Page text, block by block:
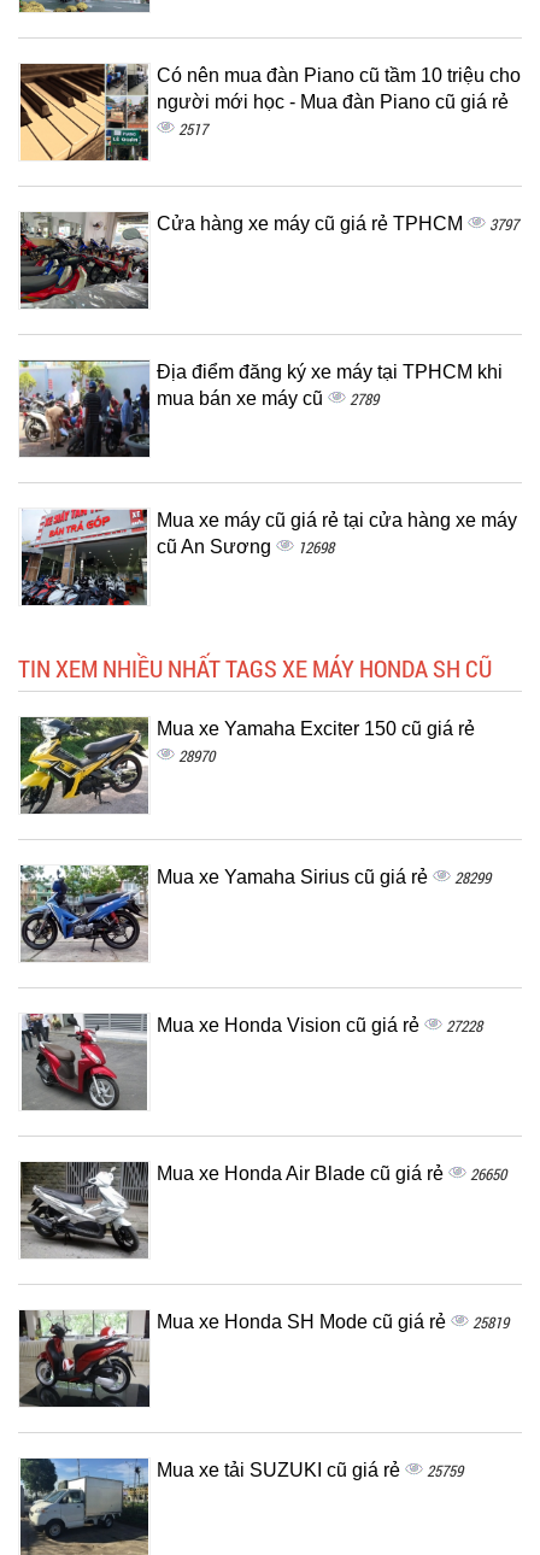
Có nên mua đàn Piano cũ tầm 10 triệu cho
người mới học - Mua đàn Piano cũ giá rẻ
2517
Cửa hàng xe máy cũ giá rẻ TPHCM 3797
Địa điểm đăng ký xe máy tại TPHCM khi
mua bán xe máy cũ
2789
Mua xe máy cũ giá rẻ tại cửa hàng xe máy
cũ An Sương
12698
TIN XEM NHIỀU NHẤT TAGS XE MÁY HONDA SH CŨ
Mua xe Yamaha Exciter 150 cũ giá rẻ
28970
Mua xe Yamaha Sirius cũ giá rẻ 28299
Mua xe Honda Vision cũ giá rẻ 27228
Mua xe Honda Air Blade cũ giá rẻ 26650
Mua xe Honda SH Mode cũ giá rẻ 25819
Mua xe tải SUZUKI cũ giá rẻ 25759